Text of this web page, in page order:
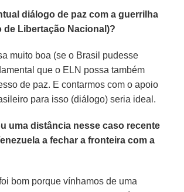
diálogo de paz com a guerrilha
de Libertação Nacional)?
muito boa (se o Brasil pudesse
que o ELN possa também
de paz. E contarmos com o apoio
para isso (diálogo) seria ideal.
uma distância nesse caso recente
a fechar a fronteira com a
bom porque vínhamos de uma